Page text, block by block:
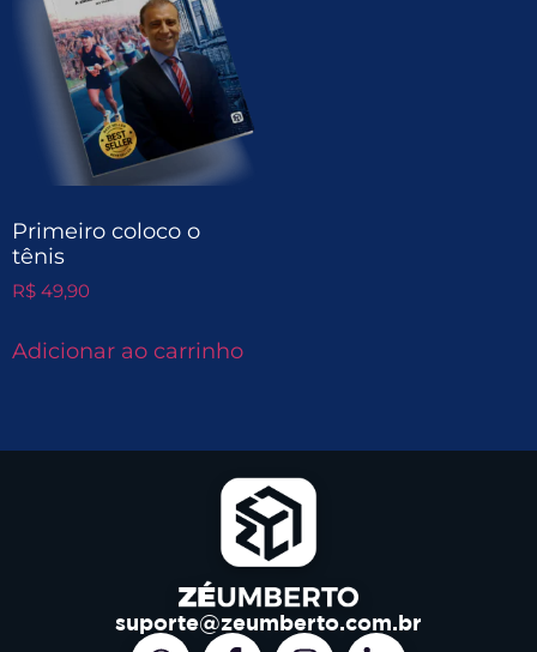
Primeiro coloco o
tênis
R$ 49,90
Adicionar ao carrinho
suporte@zeumberto.com.br